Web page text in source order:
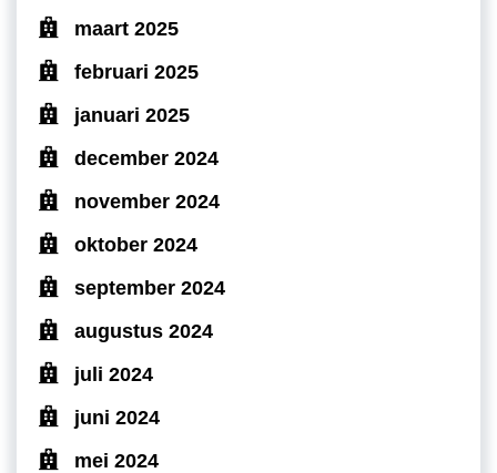
maart 2025
februari 2025
januari 2025
december 2024
november 2024
oktober 2024
september 2024
augustus 2024
juli 2024
juni 2024
mei 2024